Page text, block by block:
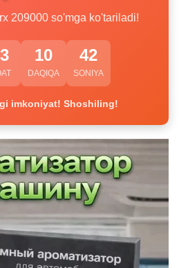
209000 so'mga ko'tariladi!
10
DAQIQA
41
SONIYA
imkoniyat! Shoshiling!